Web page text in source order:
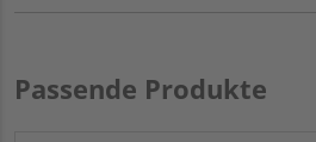
Passende Produkte